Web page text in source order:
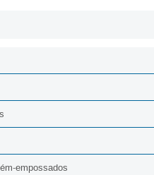
empossados